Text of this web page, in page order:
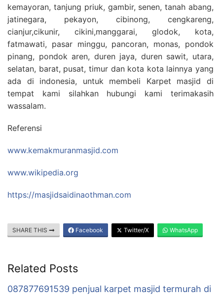
kemayoran, tanjung priuk, gambir, senen, tanah abang,
jatinegara, pekayon, cibinong, cengkareng,
cianjur,cikunir, cikini,manggarai, glodok, kota,
fatmawati, pasar minggu, pancoran, monas, pondok
pinang, pondok aren, duren jaya, duren sawit, utara,
selatan, barat, pusat, timur dan kota kota lainnya yang
ada di indonesia, untuk membeli Karpet masjid di
tempat kami silahkan hubungi kami terimakasih
wassalam.
Referensi
www.kemakmuranmasjid.com
www.wikipedia.org
https://masjidsaidinaothman.com
SHARE THIS Facebook Twitter/X WhatsApp
Related Posts
087877691539 penjual karpet masjid termurah di